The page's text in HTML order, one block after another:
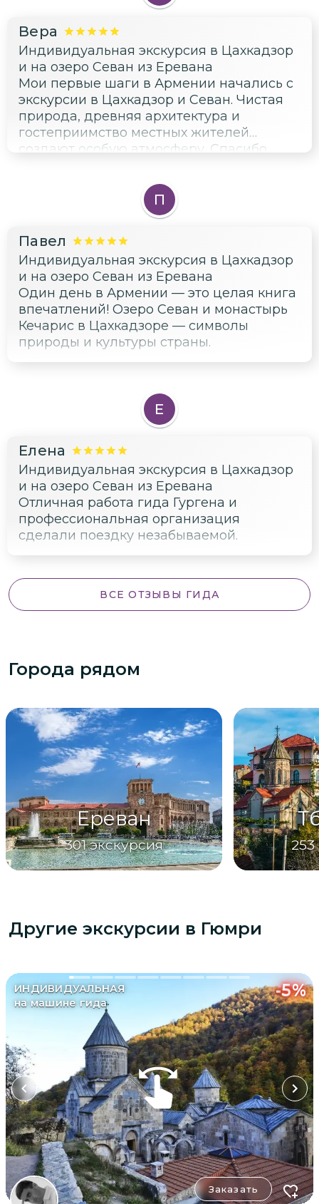
Вера
Индивидуальная экскурсия в Цахкадзор
и на озеро Севан из Еревана
Мои первые шаги в Армении начались с
экскурсии в Цахкадзор и Севан. Чистая
природа, древняя архитектура и
гостеприимство местных жителей
создают особую атмосферу. Спасибо
по дальнейшему пребыванию в стране.
П
Павел
Индивидуальная экскурсия в Цахкадзор
и на озеро Севан из Еревана
Один день в Армении — это целая книга
впечатлений! Озеро Севан и монастырь
Кечарис в Цахкадзоре — символы
природы и культуры страны.
Е
Елена
Индивидуальная экскурсия в Цахкадзор
и на озеро Севан из Еревана
Отличная работа гида Гургена и
профессиональная организация
сделали поездку незабываемой.
ВСЕ ОТЗЫВЫ ГИДА
Города рядом
Ереван
301 экскурсия 253
Другие экскурсии в Гюмри
ИНДИВИДУАЛЬНАЯ
на машине гида
-5%
Заказать